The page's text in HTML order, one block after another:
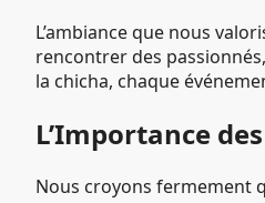
L’ambiance que nous
rencontrer des
la chicha, chaque
L’Importance
Nous croyons fermement